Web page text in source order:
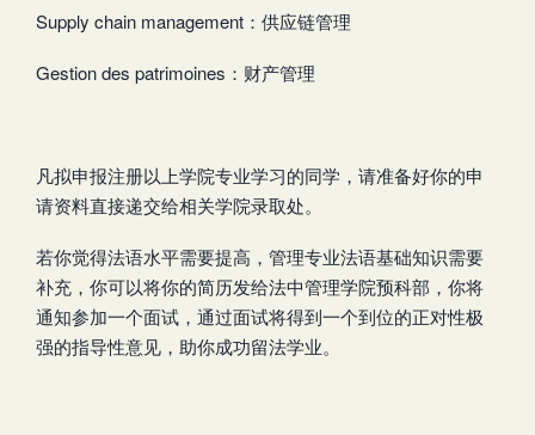
Supply chain management：供应链管理
Gestion des patrimoines：财产管理
凡拟申报注册以上学院专业学习的同学，请准备好你的申
请资料直接递交给相关学院录取处。
若你觉得法语水平需要提高，管理专业法语基础知识需要
补充，你可以将你的简历发给法中管理学院预科部，你将
通知参加一个面试，通过面试将得到一个到位的正对性极
强的指导性意见，助你成功留法学业。